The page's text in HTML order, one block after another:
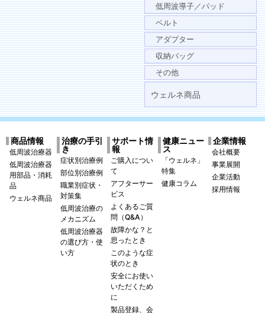
低周波導子／パッド
ベルト
アダプター
収納バッグ
その他
ウェルネ商品
商品情報
低周波治療器
低周波治療器
用部品・消耗
品
ウェルネ商品
治療の手引
き
症状別治療例
部位別治療例
職業別症状・
対策集
低周波治療の
メカニズム
低周波治療器
の選び方・使
い方
サポート情
報
ご購入につい
て
アフターサー
ビス
よくあるご質
問（Q&A）
故障かな？と
思ったとき
このような症
状のとき
安全にお使い
いただくため
に
製品登録、会
健康ニュー
ス
「ウェルネ」
特集
健康コラム
企業情報
会社概要
事業展開
企業活動
採用情報